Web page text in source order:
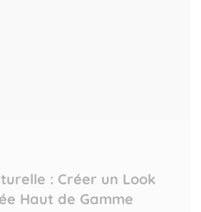
: Créer un Look
Haut de Gamme